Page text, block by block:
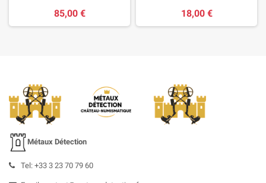
85,00 € 18,00 €
Métaux Détection
Tel: +33 3 23 70 79 60